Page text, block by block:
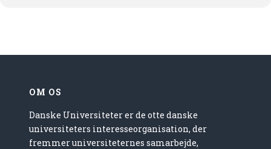
OM OS
Danske Universiteter er de otte danske
universiteters interesseorganisation, der
fremmer universiteternes samarbejde,